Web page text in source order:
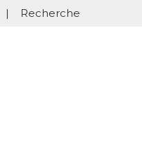
| Recherche